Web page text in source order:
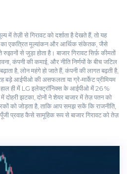
में तेज़ी से गिरावट को दर्शाता हैदेखते हैं, तो यह
एकत्रित मूल्यांकनऔरआर्थिक संकेतक जैसे
से जुड़ा होता है। बाजार गिरावट सिर्फ़ कीमतों
कंपनी की कमाई, और नीति निर्णयों के बीच जटिल
है, लोन महंगे हो जाते हैं, कंपनी की लागत बढ़ती है,
बड़े आईपीओ की असफलता या ग्रे‑मार्केट प्रीमियम
हाल ही में LG इलेक्ट्रॉनिक्स के आईपीओ में 26 %
दोहरी झटका, दोनों ने शेयर बाजार में तेज़ पतन को
को जोड़ता है, ताकि आप समझ सकें कि राजनीति,
प्रवाह कैसे सामूहिक रूप से बाजार गिरावट को तेज़